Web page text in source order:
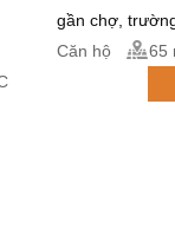
gần chợ,
Căn hộ
65